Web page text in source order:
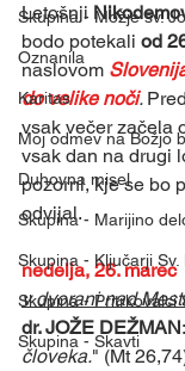
Skupina - Možje sv.
Oznanila
Karitas
Moj odmev na Božjo
Duhovna misel
Skupina - Marijino
Skupina - Ključarji Sv.
Skupina - Pritrkovalci
Skupina - Skavti
Letošnji
bodo potekali od
naslovom
do velike noči.
vsak večer začela
vsak dan na drugi
pozorni, kje se bo
odvijal.
nedelja, 26. marec
v dvorani nad
dr. JOŽE DEŽMAN
človeka." (Mt